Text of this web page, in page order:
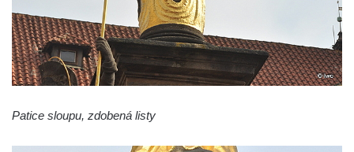
Sloup Nejsvětější Trojice v Třebechovicích
pod Orebem
Sloup s kaplicí (boží muka) Kamenická
Sloup svatého Floriana v Potštejně
Sloup Panny Marie v Liberci u kostela
Patice sloupu, zdobená listy